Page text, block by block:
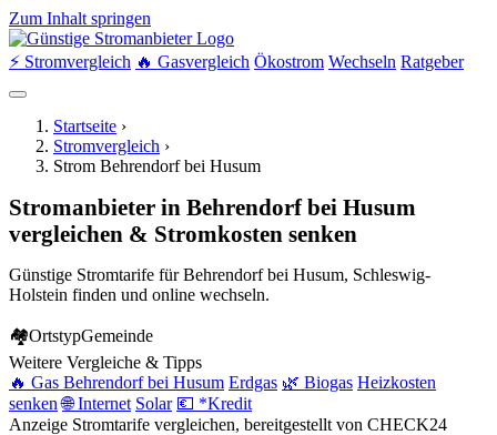
Zum Inhalt springen
⚡ Stromvergleich 🔥 Gasvergleich Ökostrom Wechseln Ratgeber
Startseite ›
Stromvergleich ›
Strom Behrendorf bei Husum
Stromanbieter in Behrendorf bei Husum
vergleichen & Stromkosten senken
Günstige Stromtarife für Behrendorf bei Husum, Schleswig-
Holstein finden und online wechseln.
🏘OrtstypGemeinde
Weitere Vergleiche & Tipps
🔥 Gas Behrendorf bei Husum Erdgas 🌿 Biogas Heizkosten
senken 🌐 Internet Solar 💶 *Kredit
Anzeige Stromtarife vergleichen, bereitgestellt von CHECK24